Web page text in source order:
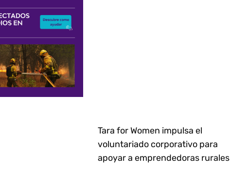
Tara for Women impulsa el
voluntariado corporativo para
apoyar a emprendedoras rurales